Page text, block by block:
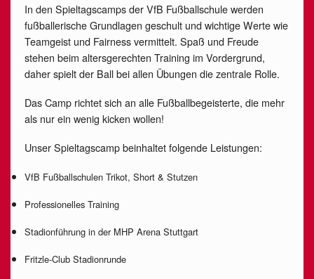
In den Spieltagscamps der VfB Fußballschule werden
fußballerische Grundlagen geschult und wichtige Werte wie
Teamgeist und Fairness vermittelt. Spaß und Freude
stehen beim altersgerechten Training im Vordergrund,
daher spielt der Ball bei allen Übungen die zentrale Rolle.
Das Camp richtet sich an alle Fußballbegeisterte, die mehr
als nur ein wenig kicken wollen!
Unser Spieltagscamp beinhaltet folgende Leistungen:
VfB Fußballschulen Trikot, Short & Stutzen
Professionelles Training
Stadionführung in der MHP Arena Stuttgart
Fritzle-Club Stadionrunde